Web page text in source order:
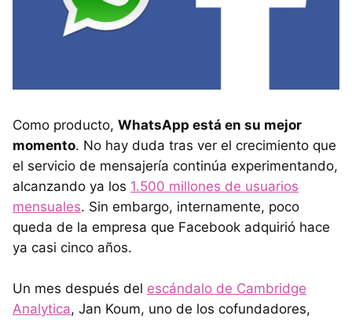
Como producto, WhatsApp está en su mejor
momento. No hay duda tras ver el crecimiento que
el servicio de mensajería continúa experimentando,
alcanzando ya los 1.500 millones de usuarios
mensuales. Sin embargo, internamente, poco
queda de la empresa que Facebook adquirió hace
ya casi cinco años.
Un mes después del escándalo de Cambridge
Analytica, Jan Koum, uno de los cofundadores,